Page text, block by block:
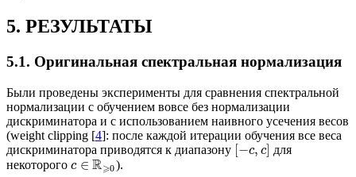
5. РЕЗУЛЬТАТЫ
5.1. Оригинальная спектральная нормализация
Были проведены эксперименты для сравнения спектральной
нормализации с обучением вовсе без нормализации
дискриминатора и с использованием наивного усечения весов
(weight clipping [4]: после каждой итерации обучения все веса
дискриминатора приводятся к диапазону [−c, c] для
некоторого c ∈ R⩾0).